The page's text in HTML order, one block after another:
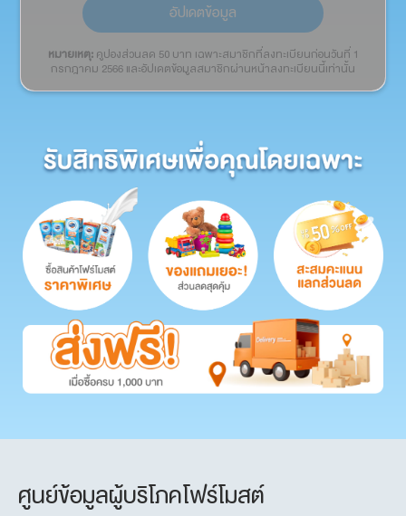
อัปเดตข้อมูล
หมายเหตุ:คูปองส่วนลด 50 บาท เฉพาะสมาชิกที่ลงทะเบียนก่อนวันที่ 1
กรกฎาคม 2566 และอัปเดตข้อมูลสมาชิกผ่านหน้าลงทะเบียนนี้เท่านั้น
ศูนย์ข้อมูลผู้บริโภคโฟร์โมสต์